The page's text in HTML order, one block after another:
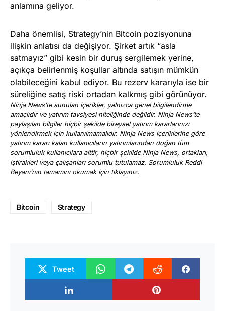
anlamına geliyor.
Daha önemlisi, Strategy’nin Bitcoin pozisyonuna
ilişkin anlatısı da değişiyor. Şirket artık “asla
satmayız” gibi kesin bir duruş sergilemek yerine,
açıkça belirlenmiş koşullar altında satışın mümkün
olabileceğini kabul ediyor. Bu rezerv kararıyla ise bir
süreliğine satış riski ortadan kalkmış gibi görünüyor.
Ninja News’te sunulan içerikler, yalnızca genel bilgilendirme
amaçlıdır ve yatırım tavsiyesi niteliğinde değildir. Ninja News’te
paylaşılan bilgiler hiçbir şekilde bireysel yatırım kararlarınızı
yönlendirmek için kullanılmamalıdır. Ninja News içeriklerine göre
yatırım kararı kalan kullanıcıların yatırımlarından doğan tüm
sorumluluk kullanıcılara aittir, hiçbir şekilde Ninja News, ortakları,
iştirakleri veya çalışanları sorumlu tutulamaz. Sorumluluk Reddi
Beyanı’nın tamamını okumak için tıklayınız.
Bitcoin Strategy
Tweet